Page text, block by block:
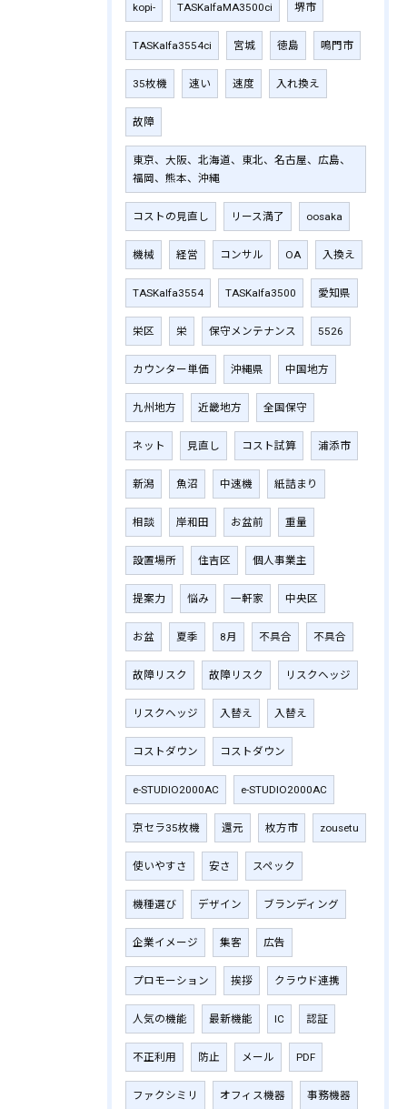
kopi- TASKalfaMA3500ci 堺市
TASKalfa3554ci 宮城 徳島 鳴門市
35枚機 速い 速度 入れ換え
故障
東京、大阪、北海道、東北、名古屋、広島、
福岡、熊本、沖縄
コストの見直し リース満了 oosaka
機械 経営 コンサル OA 入換え
TASKalfa3554 TASKalfa3500 愛知県
栄区 栄 保守メンテナンス 5526
カウンター単価 沖縄県 中国地方
九州地方 近畿地方 全国保守
ネット 見直し コスト試算 浦添市
新潟 魚沼 中速機 紙詰まり
相談 岸和田 お盆前 重量
設置場所 住吉区 個人事業主
提案力 悩み 一軒家 中央区
お盆 夏季 8月 不具合 不具合
故障リスク 故障リスク リスクヘッジ
リスクヘッジ 入替え 入替え
コストダウン コストダウン
e-STUDIO2000AC e-STUDIO2000AC
京セラ35枚機 還元 枚方市 zousetu
使いやすさ 安さ スペック
機種選び デザイン ブランディング
企業イメージ 集客 広告
プロモーション 挨拶 クラウド連携
人気の機能 最新機能 IC 認証
不正利用 防止 メール PDF
ファクシミリ オフィス機器 事務機器